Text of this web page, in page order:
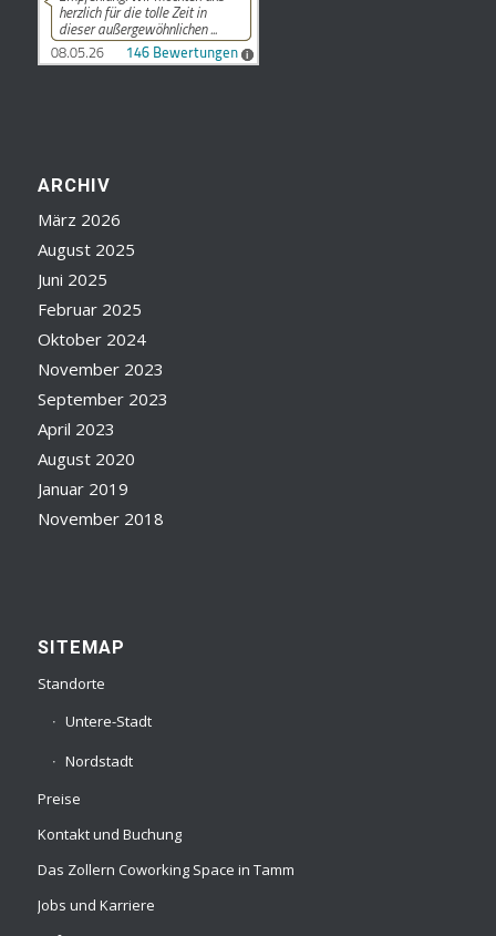
ARCHIV
März 2026
August 2025
Juni 2025
Februar 2025
Oktober 2024
November 2023
September 2023
April 2023
August 2020
Januar 2019
November 2018
SITEMAP
Standorte
Untere-Stadt
Nordstadt
Preise
Kontakt und Buchung
Das Zollern Coworking Space in Tamm
Jobs und Karriere